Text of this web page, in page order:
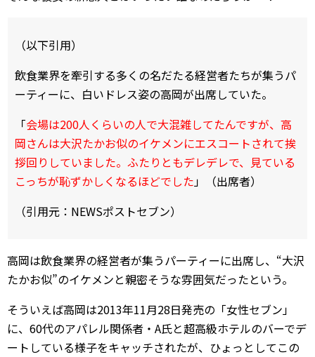
（以下引用）
飲食業界を牽引する多くの名だたる経営者たちが集うパ
ーティーに、白いドレス姿の高岡が出席していた。
「会場は200人くらいの人で大混雑してたんですが、高
岡さんは大沢たかお似のイケメンにエスコートされて挨
拶回りしていました。ふたりともデレデレで、見ている
こっちが恥ずかしくなるほどでした」（出席者）
（引用元：NEWSポストセブン）
高岡は飲食業界の経営者が集うパーティーに出席し、“大沢
たかお似”のイケメンと親密そうな雰囲気だったという。
そういえば高岡は2013年11月28日発売の「女性セブン」
に、60代のアパレル関係者・A氏と超高級ホテルのバーでデ
ートしている様子をキャッチされたが、ひょっとしてこの